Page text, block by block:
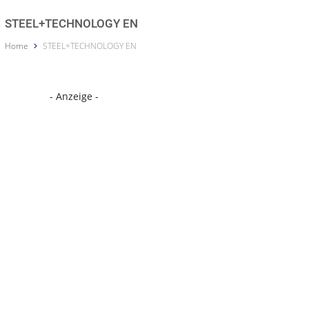
STEEL+TECHNOLOGY EN
Home STEEL+TECHNOLOGY EN
- Anzeige -